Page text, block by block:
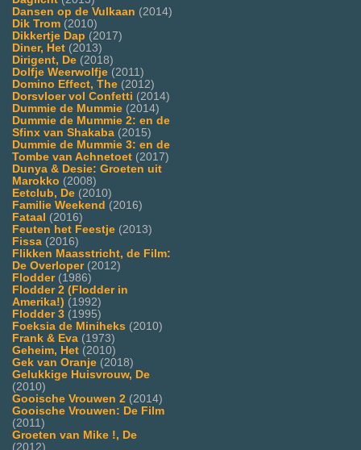
Dansen op de Vulkaan (2014)
Dik Trom (2010)
Dikkertje Dap (2017)
Diner, Het (2013)
Dirigent, De (2018)
Dolfje Weerwolfje (2011)
Domino Effect, The (2012)
Dorsvloer vol Confetti (2014)
Dummie de Mummie (2014)
Dummie de Mummie 2: en de
Sfinx van Shakaba (2015)
Dummie de Mummie 3: en de
Tombe van Achnetoet (2017)
Dunya & Desie: Groeten uit
Marokko (2008)
Eetclub, De (2010)
Familie Weekend (2016)
Fataal (2016)
Feuten het Feestje (2013)
Fissa (2016)
Flikken Maasstricht, de Film:
De Overloper(2012)
Flodder(1986)
Flodder 2 (Flodder in
Amerika!) (1992)
Flodder 3 (1995)
Foeksia de Miniheks (2010)
Frank & Eva (1973)
Geheim, Het (2010)
Gek van Oranje (2018)
Gelukkige Huisvrouw, De
(2010)
Gooische Vrouwen 2 (2014)
Gooische Vrouwen: De Film
(2011)
Groeten van Mike !, De
(2012)